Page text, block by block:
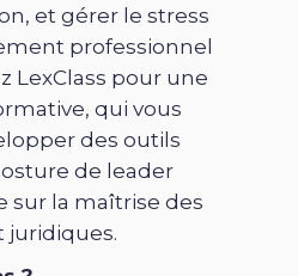
et gérer le stress
professionnel
LexClass pour une
qui vous
des outils
de leader
sur la maîtrise des
juridiques.